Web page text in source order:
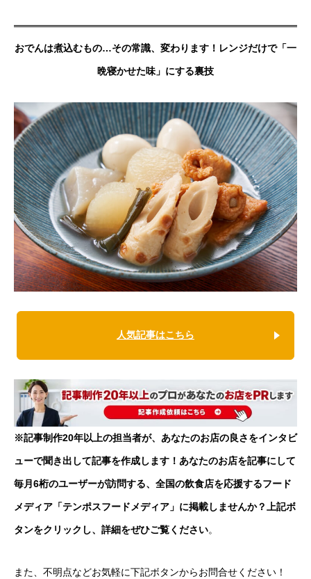
おでんは煮込むもの…その常識、変わります！レンジだけで「一
晩寝かせた味」にする裏技
人気記事はこちら
※記事制作20年以上の担当者が、あなたのお店の良さをインタビ
ューで聞き出して記事を作成します！あなたのお店を記事にして
毎月6桁のユーザーが訪問する、全国の飲食店を応援するフード
メディア「テンポスフードメディア」に掲載しませんか？上記ボ
タンをクリックし、詳細をぜひご覧ください。
また、不明点などお気軽に下記ボタンからお問合せください！